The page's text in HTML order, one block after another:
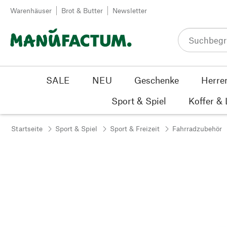
Zum Inhalt springen
Warenhäuser Brot & Butter Newsletter
SALE NEU Geschenke
Sport & Spiel
Koffer &
Startseite Sport & Spiel Sport & Freizeit Fahrradzubehör